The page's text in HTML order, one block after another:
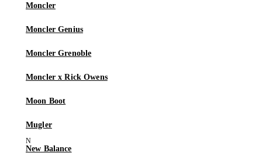
Moncler
Moncler Genius
Moncler Grenoble
Moncler x Rick Owens
Moon Boot
Mugler
New Balance